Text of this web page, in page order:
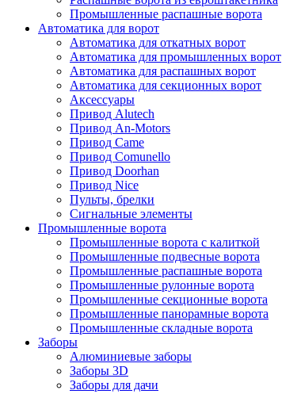
Промышленные распашные ворота
Автоматика для ворот
Автоматика для откатных ворот
Автоматика для промышленных ворот
Автоматика для распашных ворот
Автоматика для секционных ворот
Аксессуары
Привод Alutech
Привод An-Motors
Привод Came
Привод Comunello
Привод Doorhan
Привод Nice
Пульты, брелки
Сигнальные элементы
Промышленные ворота
Промышленные ворота с калиткой
Промышленные подвесные ворота
Промышленные распашные ворота
Промышленные рулонные ворота
Промышленные секционные ворота
Промышленные панорамные ворота
Промышленные складные ворота
Заборы
Алюминиевые заборы
Заборы 3D
Заборы для дачи